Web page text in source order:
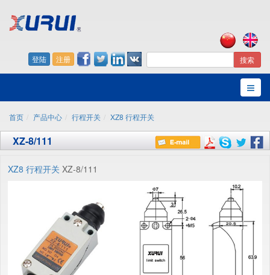
搜索
登陆 注册
首页 产品中心 行程开关 XZ8 行程开关
XZ-8/111
XZ8 行程开关 XZ-8/111